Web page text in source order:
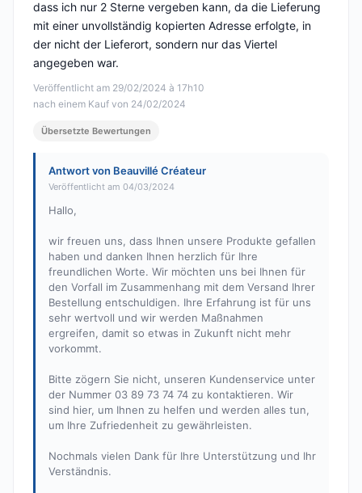
Veröffentlicht am 29/02/2024 à 17h10
nach einem Kauf von 24/02/2024
dass ich nur 2 Sterne vergeben kann, da die Lieferung
mit einer unvollständig kopierten Adresse erfolgte, in
der nicht der Lieferort, sondern nur das Viertel
angegeben war.
Übersetzte Bewertungen
Antwort von Beauvillé Créateur
Veröffentlicht am 04/03/2024
Hallo,
wir freuen uns, dass Ihnen unsere Produkte gefallen
haben und danken Ihnen herzlich für Ihre
freundlichen Worte. Wir möchten uns bei Ihnen für
den Vorfall im Zusammenhang mit dem Versand Ihrer
Bestellung entschuldigen. Ihre Erfahrung ist für uns
sehr wertvoll und wir werden Maßnahmen
ergreifen, damit so etwas in Zukunft nicht mehr
vorkommt.
Bitte zögern Sie nicht, unseren Kundenservice unter
der Nummer 03 89 73 74 74 zu kontaktieren. Wir
sind hier, um Ihnen zu helfen und werden alles tun,
um Ihre Zufriedenheit zu gewährleisten.
Nochmals vielen Dank für Ihre Unterstützung und Ihr
Verständnis.